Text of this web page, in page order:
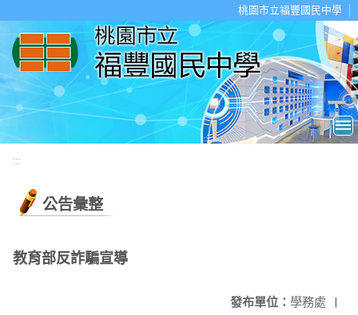
桃園市立福豐國民中學
:::
公告彙整
教育部反詐騙宣導
發布單位： 學務處 |